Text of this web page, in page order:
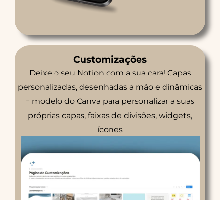
Customizações
Deixe o seu Notion com a sua cara! Capas
personalizadas, desenhadas a mão e dinâmicas
+ modelo do Canva para personalizar a suas
próprias capas, faixas de divisões, widgets,
ícones